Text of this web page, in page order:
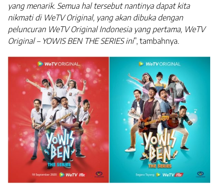
yang menarik. Semua hal tersebut nantinya dapat kita
nikmati di WeTV Original, yang akan dibuka dengan
peluncuran WeTV Original Indonesia yang pertama, WeTV
Original – YOWIS BEN THE SERIES ini”, tambahnya.